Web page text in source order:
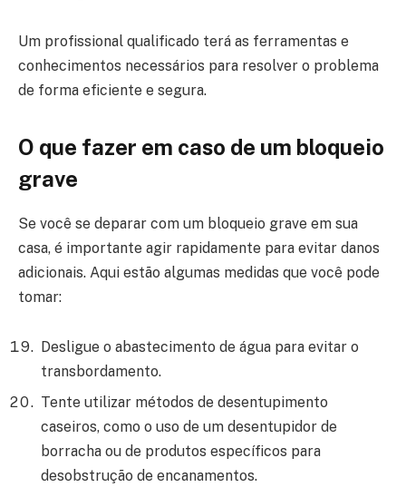
Um profissional qualificado terá as ferramentas e
conhecimentos necessários para resolver o problema
de forma eficiente e segura.
O que fazer em caso de um bloqueio
grave
Se você se deparar com um bloqueio grave em sua
casa, é importante agir rapidamente para evitar danos
adicionais. Aqui estão algumas medidas que você pode
tomar:
Desligue o abastecimento de água para evitar o
transbordamento.
Tente utilizar métodos de desentupimento
caseiros, como o uso de um desentupidor de
borracha ou de produtos específicos para
desobstrução de encanamentos.